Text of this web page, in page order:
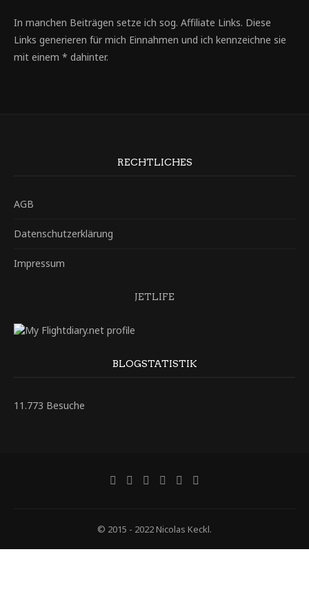
In manchen Beiträgen setze ich sog. Affiliate Links. Diese
Links generieren für mich Einnahmen und ich kennzeichne sie
mit einem * dahinter.
RECHTLICHES
AGB
Datenschutzerklärung
Impressum
JETLIFE
BLOGSTATISTIK
11.773 Besuche
© 2015 - 2022 Nicolas Keckl.